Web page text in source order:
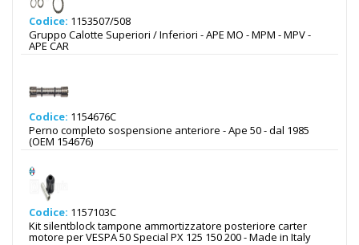
Codice: 1153507/508
Gruppo Calotte Superiori / Inferiori - APE MO - MPM - MPV -
APE CAR
Codice: 1154676C
Perno completo sospensione anteriore - Ape 50 - dal 1985
(OEM 154676)
Codice: 1157103C
Kit silentblock tampone ammortizzatore posteriore carter
motore per VESPA 50 Special PX 125 150 200 - Made in Italy